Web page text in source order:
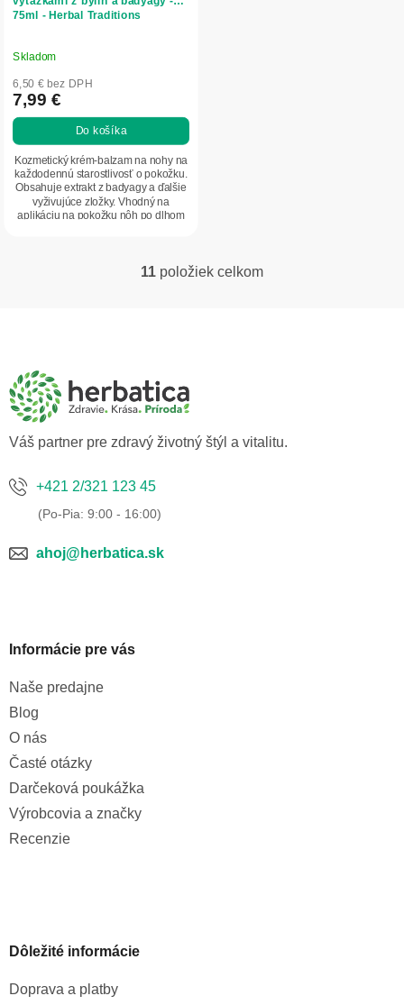
75ml - Herbal Traditions
Skladom
6,50 € bez DPH
7,99 €
Do košíka
Kozmetický krém-balzam na nohy na
každodennú starostlivosť o pokožku.
Obsahuje extrakt z badyagy a ďalšie
vyživujúce zložky. Vhodný na
aplikáciu na pokožku nôh po dlhom
O
p
r
11 položiek celkom
Váš partner pre zdravý životný štýl a vitalitu.
+421 2/321 123 45
ahoj@herbatica.sk
Informácie pre vás
Naše predajne
Blog
O nás
Časté otázky
Darčeková poukážka
Výrobcovia a značky
Recenzie
Dôležité informácie
Doprava a platby